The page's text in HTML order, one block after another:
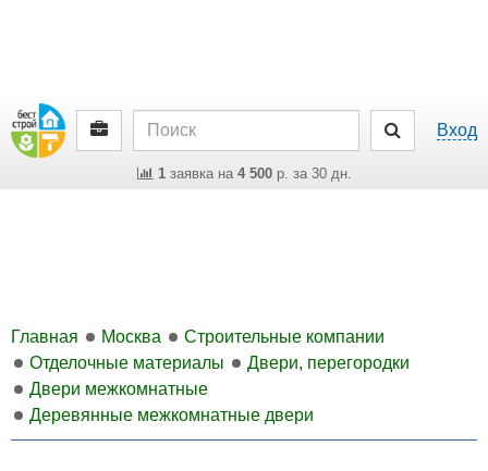
Вход
1заявка на 4 500р. за 30 дн.
Главная Москва
Строительные компании
Отделочные материалы
Двери, перегородки
Двери межкомнатные
Деревянные межкомнатные двери